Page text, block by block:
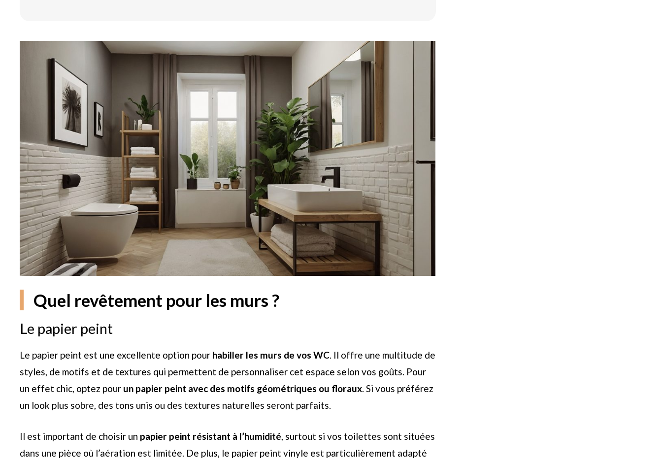
Quel revêtement pour les murs ?
Le papier peint
Le papier peint est une excellente option pour habiller les murs de vos WC. Il offre une multitude de
styles, de motifs et de textures qui permettent de personnaliser cet espace selon vos goûts. Pour
un effet chic, optez pour un papier peint avec des motifs géométriques ou floraux. Si vous préférez
un look plus sobre, des tons unis ou des textures naturelles seront parfaits.
Il est important de choisir un papier peint résistant à l’humidité , surtout si vos toilettes sont situées
dans une pièce où l’aération est limitée. De plus, le papier peint vinyle est particulièrement adapté